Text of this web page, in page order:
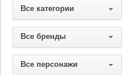
Все категории
Все бренды
Все персонажи